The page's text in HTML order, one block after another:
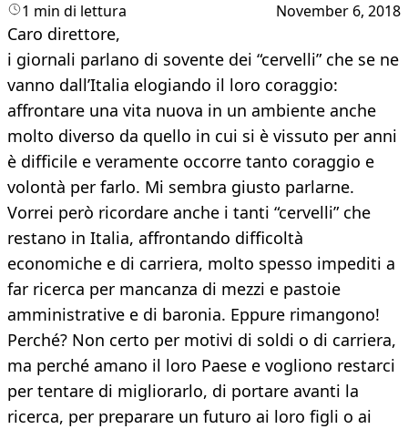
1 min di lettura November 6, 2018
Caro direttore,
i giornali parlano di sovente dei “cervelli” che se ne
vanno dall’Italia elogiando il loro coraggio:
affrontare una vita nuova in un ambiente anche
molto diverso da quello in cui si è vissuto per anni
è difficile e veramente occorre tanto coraggio e
volontà per farlo. Mi sembra giusto parlarne.
Vorrei però ricordare anche i tanti “cervelli” che
restano in Italia, affrontando difficoltà
economiche e di carriera, molto spesso impediti a
far ricerca per mancanza di mezzi e pastoie
amministrative e di baronia. Eppure rimangono!
Perché? Non certo per motivi di soldi o di carriera,
ma perché amano il loro Paese e vogliono restarci
per tentare di migliorarlo, di portare avanti la
ricerca, per preparare un futuro ai loro figli o ai